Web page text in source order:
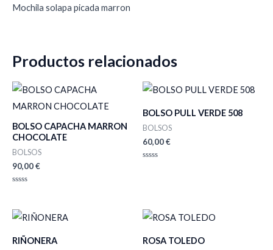
Mochila solapa picada marron
Productos relacionados
BOLSO CAPACHA MARRON
CHOCOLATE
BOLSOS
90,00€
de
5
BOLSO PULL VERDE 508
BOLSOS
60,00€
RIÑONERA ROSA TOLEDO